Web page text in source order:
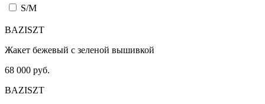
S/M
BAZISZT
Жакет бежевый с зеленой вышивкой
68 000 руб.
BAZISZT